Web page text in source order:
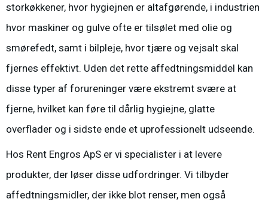
storkøkkener, hvor hygiejnen er altafgørende, i industrien
hvor maskiner og gulve ofte er tilsølet med olie og
smørefedt, samt i bilpleje, hvor tjære og vejsalt skal
fjernes effektivt. Uden det rette affedtningsmiddel kan
disse typer af forureninger være ekstremt svære at
fjerne, hvilket kan føre til dårlig hygiejne, glatte
overflader og i sidste ende et uprofessionelt udseende.
Hos Rent Engros ApS er vi specialister i at levere
produkter, der løser disse udfordringer. Vi tilbyder
affedtningsmidler, der ikke blot renser, men også